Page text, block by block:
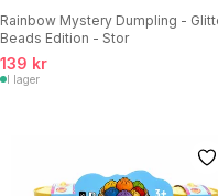
Rainbow Mystery Dumpling -
Beads Edition - Stor
139 kr
I lager